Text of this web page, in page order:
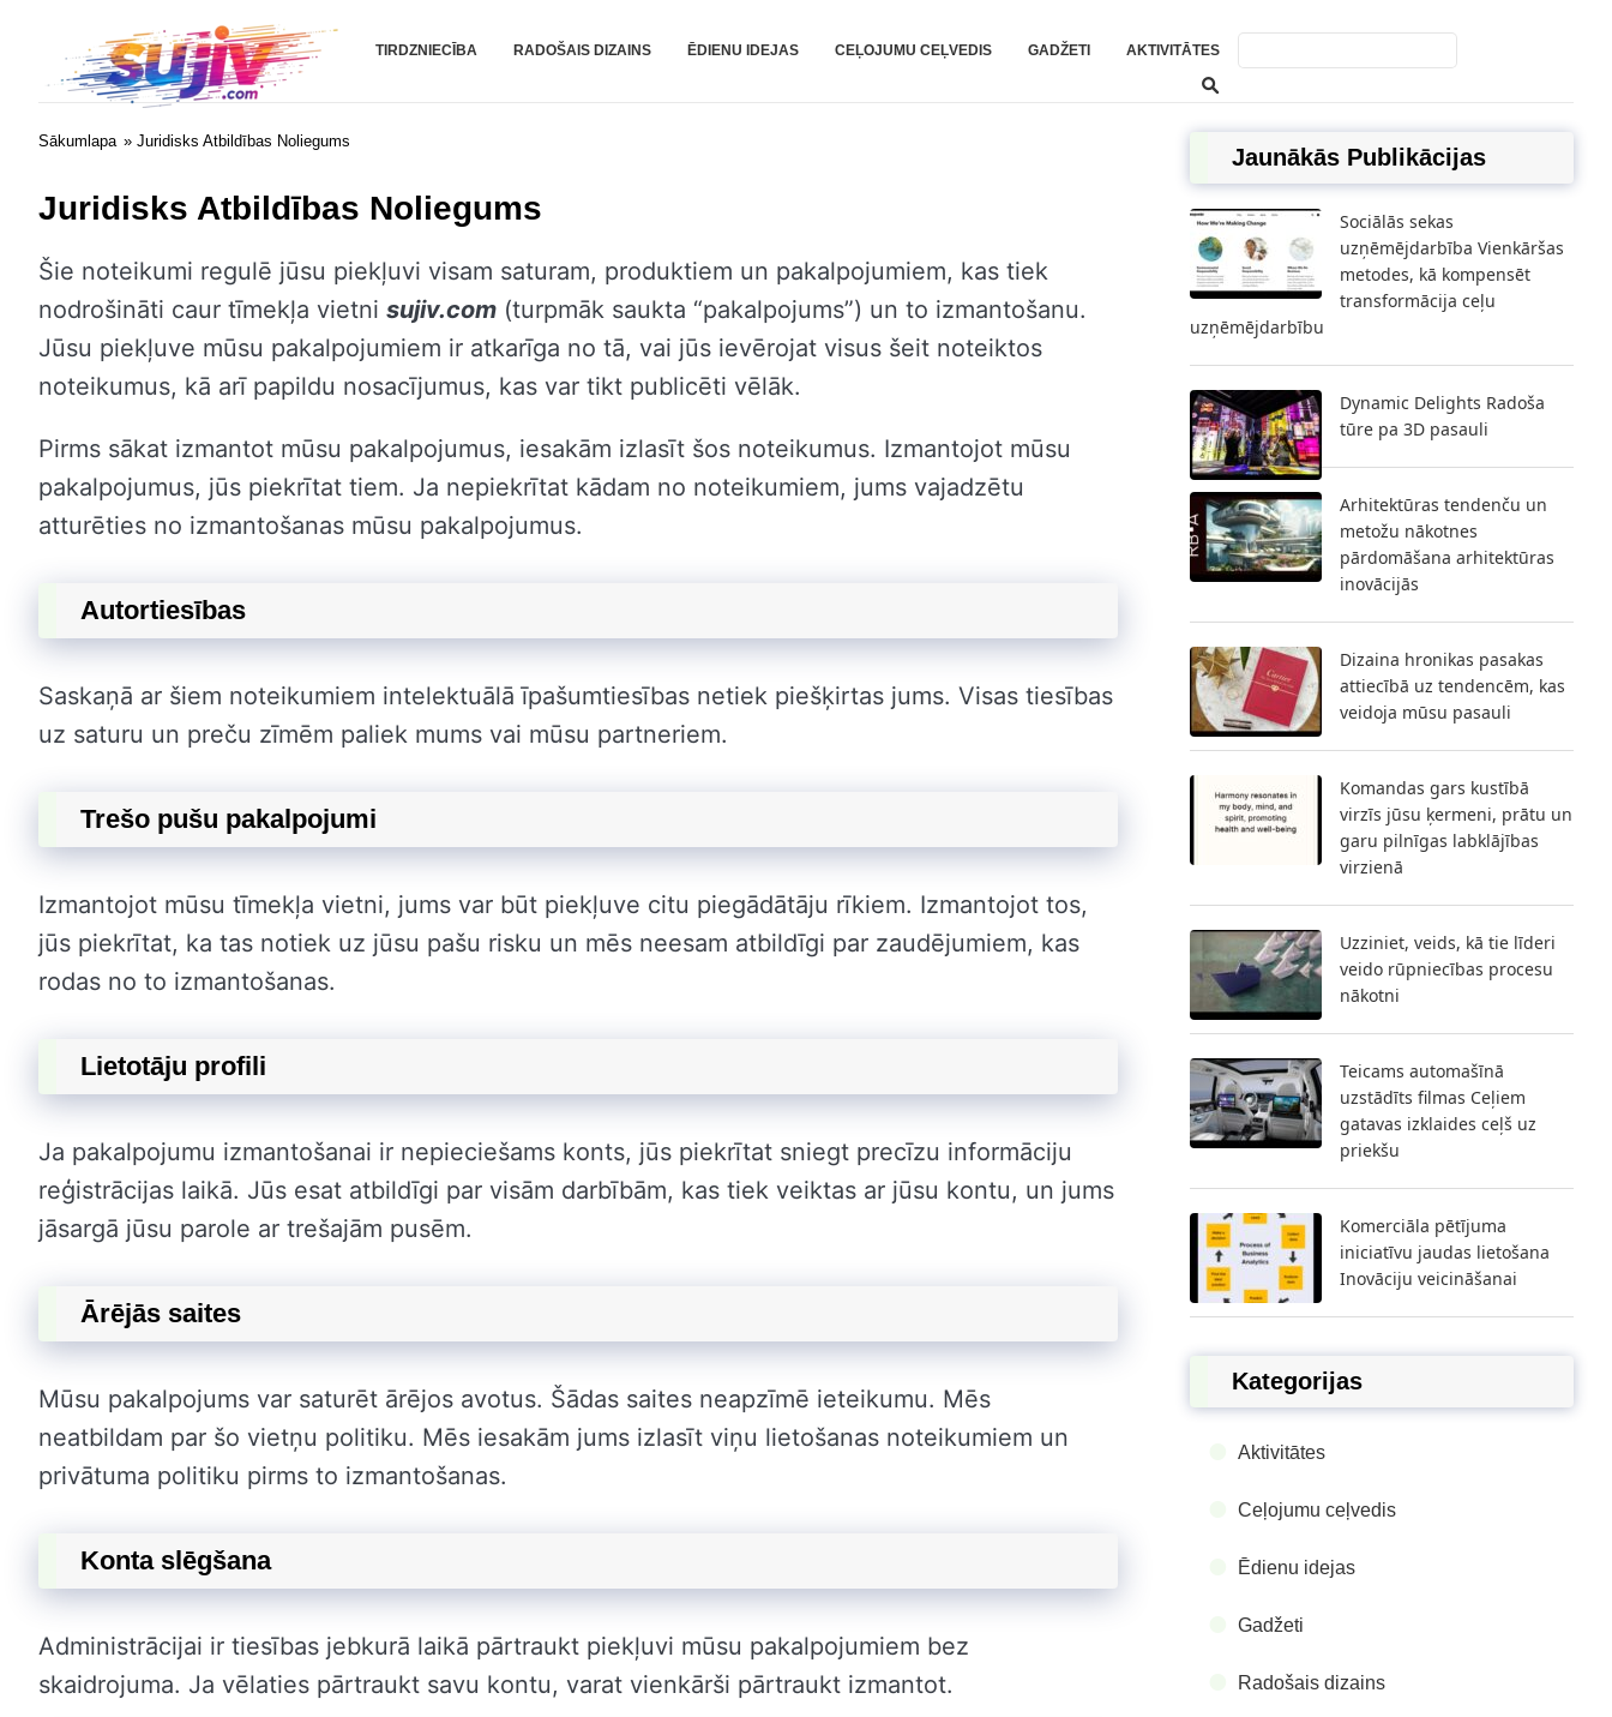
Sujiv.com
TIRDZNIECĪBA RADOŠAIS DIZAINS ĒDIENU IDEJAS CEĻOJUMU CEĻVEDIS GADŽETI AKTIVITĀTES
Sākumlapa » Juridisks Atbildības Noliegums
Juridisks Atbildības Noliegums
Šie noteikumi regulē jūsu piekļuvi visam saturam, produktiem un pakalpojumiem, kas tiek
nodrošināti caur tīmekļa vietni sujiv.com (turpmāk saukta “pakalpojums”) un to izmantošanu.
Jūsu piekļuve mūsu pakalpojumiem ir atkarīga no tā, vai jūs ievērojat visus šeit noteiktos
noteikumus, kā arī papildu nosacījumus, kas var tikt publicēti vēlāk.
Pirms sākat izmantot mūsu pakalpojumus, iesakām izlasīt šos noteikumus. Izmantojot mūsu
pakalpojumus, jūs piekrītat tiem. Ja nepiekrītat kādam no noteikumiem, jums vajadzētu
atturēties no izmantošanas mūsu pakalpojumus.
Autortiesības
Saskaņā ar šiem noteikumiem intelektuālā īpašumtiesības netiek piešķirtas jums. Visas tiesības
uz saturu un preču zīmēm paliek mums vai mūsu partneriem.
Trešo pušu pakalpojumi
Izmantojot mūsu tīmekļa vietni, jums var būt piekļuve citu piegādātāju rīkiem. Izmantojot tos,
jūs piekrītat, ka tas notiek uz jūsu pašu risku un mēs neesam atbildīgi par zaudējumiem, kas
rodas no to izmantošanas.
Lietotāju profili
Ja pakalpojumu izmantošanai ir nepieciešams konts, jūs piekrītat sniegt precīzu informāciju
reģistrācijas laikā. Jūs esat atbildīgi par visām darbībām, kas tiek veiktas ar jūsu kontu, un jums
jāsargā jūsu parole ar trešajām pusēm.
Ārējās saites
Mūsu pakalpojums var saturēt ārējos avotus. Šādas saites neapzīmē ieteikumu. Mēs
neatbildam par šo vietņu politiku. Mēs iesakām jums izlasīt viņu lietošanas noteikumiem un
privātuma politiku pirms to izmantošanas.
Konta slēgšana
Administrācijai ir tiesības jebkurā laikā pārtraukt piekļuvi mūsu pakalpojumiem bez
skaidrojuma. Ja vēlaties pārtraukt savu kontu, varat vienkārši pārtraukt izmantot.
Jaunākās Publikācijas
Sociālās sekas
uzņēmējdarbība Vienkāršas
metodes, kā kompensēt
transformācija ceļu
uzņēmējdarbību
Dynamic Delights Radoša
tūre pa 3D pasauli
Arhitektūras tendenču un
metožu nākotnes
pārdomāšana arhitektūras
inovācijās
Dizaina hronikas pasakas
attiecībā uz tendencēm, kas
veidoja mūsu pasauli
Komandas gars kustībā
virzīs jūsu ķermeni, prātu un
garu pilnīgas labklājības
virzienā
Uzziniet, veids, kā tie līderi
veido rūpniecības procesu
nākotni
Teicams automašīnā
uzstādīts filmas Ceļiem
gatavas izklaides ceļš uz
priekšu
Komerciāla pētījuma
iniciatīvu jaudas lietošana
Inovāciju veicināšanai
Kategorijas
Aktivitātes
Ceļojumu ceļvedis
Ēdienu idejas
Gadžeti
Radošais dizains